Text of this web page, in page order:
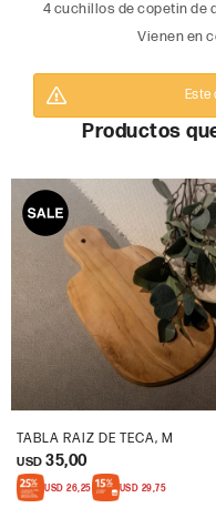
4 cuchillos de copetin de
Vienen en
Este
Productos
TABLA RAIZ DE TECA, M
USD 35,00
USD 26,25 USD 29,75